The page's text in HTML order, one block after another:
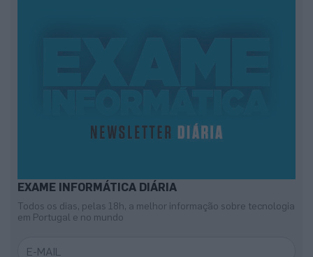
EXAME INFORMÁTICA DIÁRIA
Todos os dias, pelas 18h, a melhor informação sobre tecnologia
em Portugal e no mundo